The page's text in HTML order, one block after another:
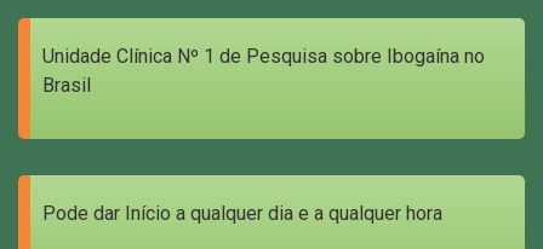
Unidade Clínica Nº 1 de Pesquisa sobre Ibogaína no
Brasil
Pode dar Início a qualquer dia e a qualquer hora